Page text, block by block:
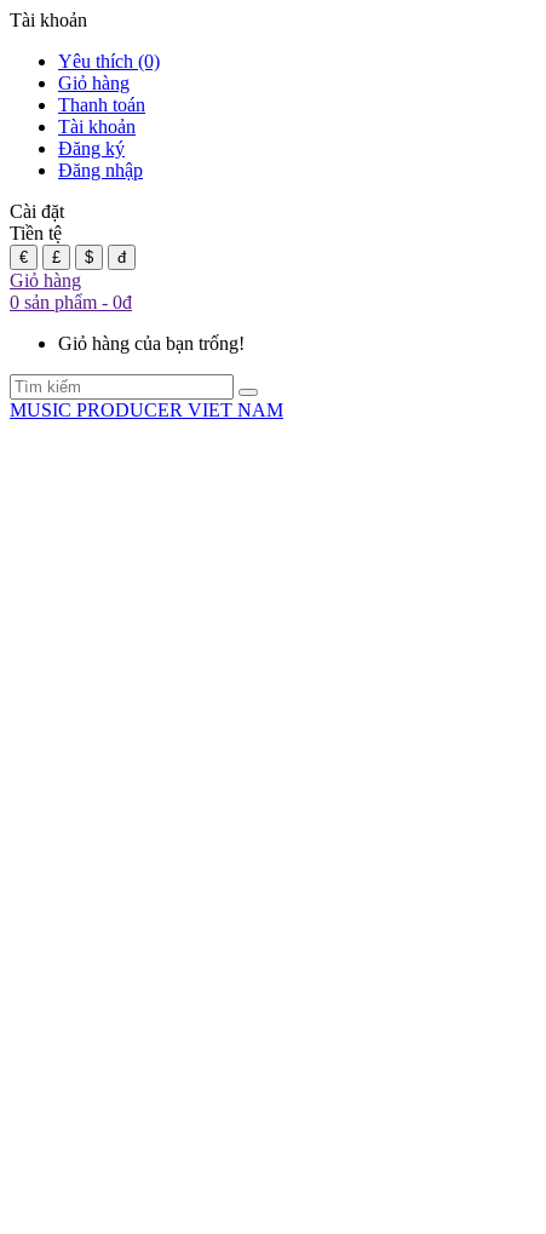
Tài khoản
Yêu thích (0)
Giỏ hàng
Thanh toán
Tài khoản
Đăng ký
Đăng nhập
Cài đặt
Tiền tệ
€ £ $ đ
Giỏ hàng
0 sản phẩm - 0đ
Giỏ hàng của bạn trống!
MUSIC PRODUCER VIET NAM